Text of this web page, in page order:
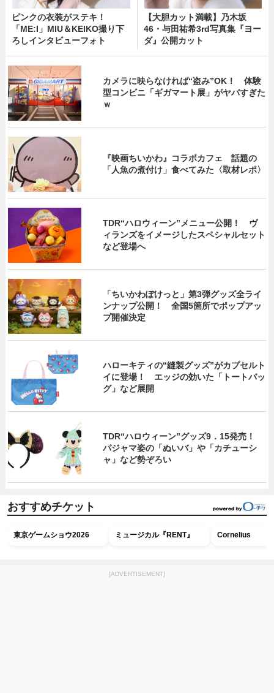
ピンクの衣装がステキ！
「ME:I」MIU＆KEIKO撮り下
ろしインタビューフォト
【大胆カット満載】乃木坂
46・与田祐希3rd写真集『ヨー
ダ』公開カット
カメラに映らなければ“盗み”OK！ 体験
型コンビニ「ギガマート展」がヤバすぎた
ｗ
『映画ちいかわ』コラボカフェ 話題の
「人魚の煮付け」食べてみた〈取材レポ〉
TDR“ハロウィーン”メニュー公開！ ヴ
ィランズをイメージしたスペシャルセット
など登場へ
「ちいかわぽけっと」第3弾グッズ全ライ
ンナップ公開！ 全国5箇所でポップアッ
プ開催決定
ハローキティの“縫製グッズ”がカプセルト
イに登場！ エッジの効いた「トートバッ
グ」など展開
TDR“ハロウィーン”グッズ9．15発売！
パジャマ姿の「ぬいバ」や「カチューシ
ャ」など勢ぞろい
おすすめチケット
東京ゲームショウ2026 ミュージカル『RENT』 Cornelius
[ADVERTISEMENT]